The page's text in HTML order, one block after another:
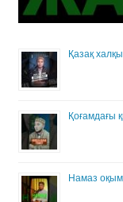
Қазақ
Қоғамдағы
Намаз